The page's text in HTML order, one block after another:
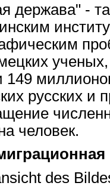
держава" -
русских и
человек.
des